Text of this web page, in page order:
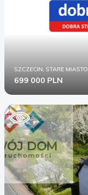
SZCZECIN, STARE MIASTO
699 000 PLN